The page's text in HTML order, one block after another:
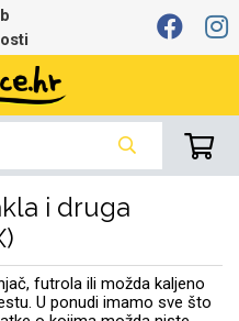
i druga
futrola ili možda kaljeno
U ponudi imamo sve što
lampe
maskice
kolekcija
- 9.0 inča
za Lenovo
za auto
punjači
slušalice
Memorije i
kartice
i miševi
za laptope
Razno